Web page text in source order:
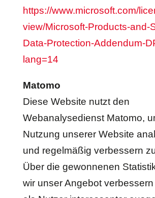
https://www.microsoft.com/
view/Microsoft-Products-and-
Data-Protection-Addendum-
lang=14
Matomo
Diese Website nutzt den
Webanalysedienst Matomo,
Nutzung unserer Website
und regelmäßig verbessern
Über die gewonnenen
wir unser Angebot